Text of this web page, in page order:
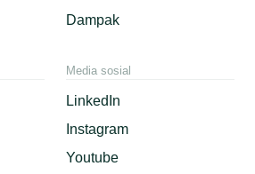
Dampak
Media sosial
LinkedIn
Instagram
Youtube